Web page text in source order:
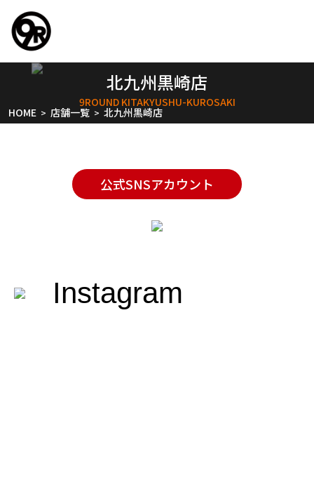
北九州黒崎店
9ROUND KITAKYUSHU-KUROSAKI
HOME > 店舗一覧 > 北九州黒崎店
公式SNSアカウント
Instagram